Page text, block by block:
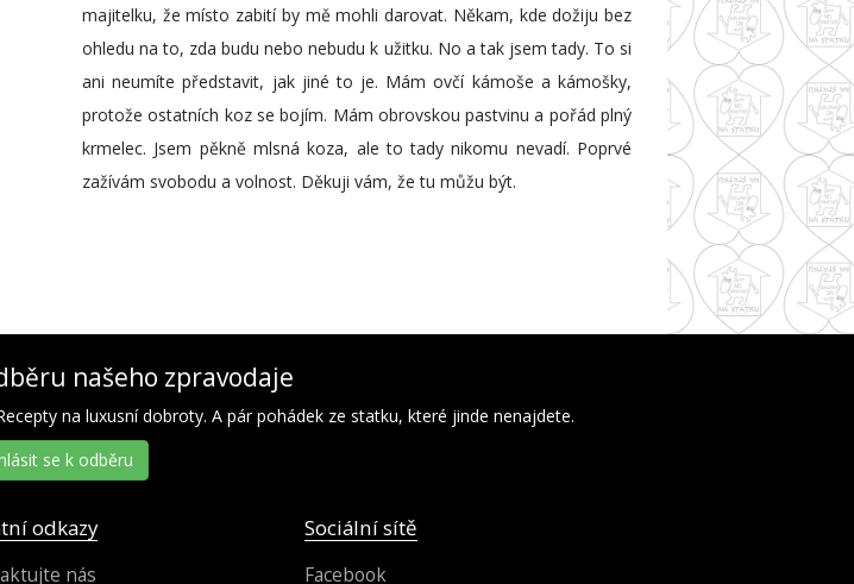
majitelku, že místo zabití by mě mohli darovat. Někam, kde dožiju bez
ohledu na to, zda budu nebo nebudu k užitku. No a tak jsem tady. To si
ani neumíte představit, jak jiné to je. Mám ovčí kámoše a kámošky,
protože ostatních koz se bojím. Mám obrovskou pastvinu a pořád plný
krmelec. Jsem pěkně mlsná koza, ale to tady nikomu nevadí. Poprvé
zažívám svobodu a volnost. Děkuji vám, že tu můžu být.
našeho zpravodaje
na luxusní dobroty. A pár pohádek ze statku, které jinde nenajdete.
se k odběru
odkazy
nás
Sociální sítě
Facebook